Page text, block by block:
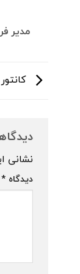
مدیر
نشانی
دیدگاه *